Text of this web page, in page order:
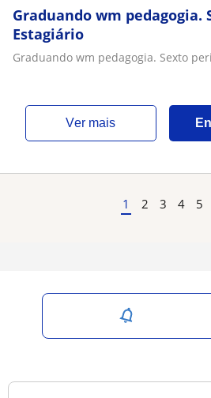
Graduando wm pedagogia.
Estagiário
Graduando wm pedagogia. Sexto
ver mais
1 2 3 4 5